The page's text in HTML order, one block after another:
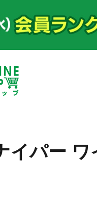
イパー